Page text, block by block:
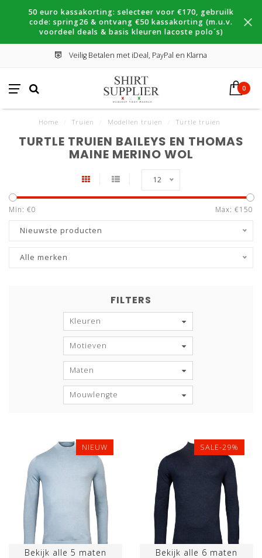
50 euro kassakorting: selecteer voor €170, gebruilk
code: spring26 & ontvang €50 kassakorting (m.u.v.
voordeel deals & basis kleuren lacoste polo´s)
Veilig Betalen met iDeal, PayPal en Klarna
0
Home Truien Modellen truien Turtle truien
TURTLE TRUIEN BAILEYS EN THOMAS
MAINE MERINO WOL
12
Min: €0 Max: €150
Nieuwste producten
Alle merken
FILTERS
Kleuren
Motieven
Maten
Mouwlengte
NIEUW
Bekijk alle 5 maten
SALE-29%
Bekijk alle 6 maten